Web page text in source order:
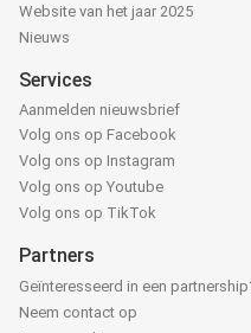
Website van het jaar 2025
Nieuws
Services
Aanmelden nieuwsbrief
Volg ons op Facebook
Volg ons op Instagram
Volg ons op Youtube
Volg ons op TikTok
Partners
Geïnteresseerd in een
Neem contact op